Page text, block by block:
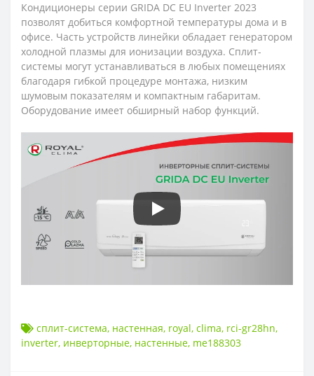
Кондиционеры серии GRIDA DC EU Inverter 2023
позволят добиться комфортной температуры дома и в
офисе. Часть устройств линейки обладает генератором
холодной плазмы для ионизации воздуха. Сплит-
системы могут устанавливаться в любых помещениях
благодаря гибкой процедуре монтажа, низким
шумовым показателям и компактным габаритам.
Оборудование имеет обширный набор функций.
сплит-система, настенная, royal, clima, rci-gr28hn,
inverter, инверторные, настенные, me188303